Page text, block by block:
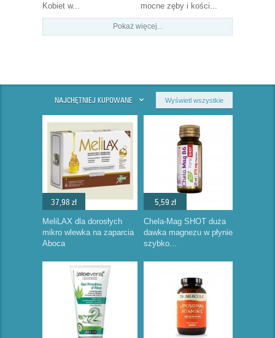
Kobiet w...
mocne zęby i kości...
Pokaż więcej...
NAJCHĘTNIEJ KUPOWANE Wyświetl wszystkie
37,98 zł
MeliLAX dla dorosłych
mikro wlewka na zaparcia
Aboca
5,59 zł
Chela-Mag SHOT duża
dawka magnezu w płynie
szybko...